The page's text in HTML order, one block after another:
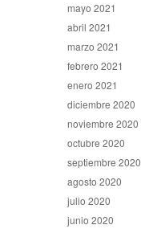
mayo 2021
abril 2021
marzo 2021
febrero 2021
enero 2021
diciembre 2020
noviembre 2020
octubre 2020
septiembre 2020
agosto 2020
julio 2020
junio 2020